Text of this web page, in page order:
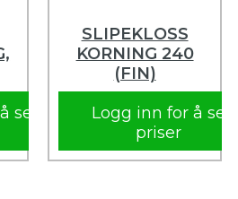
se
SLIPEKLOSS
KORNING 240
(FIN)
Logg inn for å se
priser